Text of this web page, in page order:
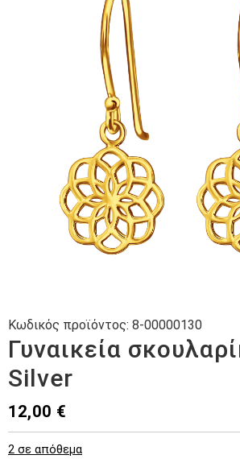
Γυναικεία
Silver
12,00 €
2 σε απόθεμα
Κωδικός προϊόντος: 8-00000130